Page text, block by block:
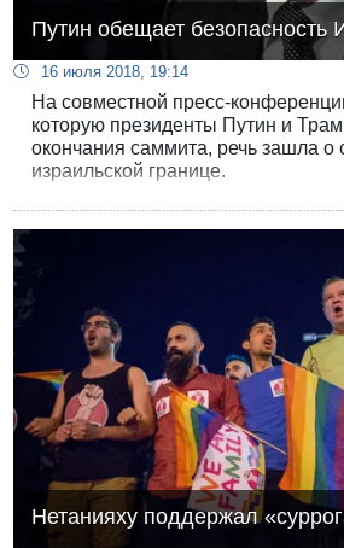
Путин обещает безопасность
16 июля 2018, 19:14
На совместной пресс-
которую президенты Путин и
окончания саммита, речь зашла о
израильской границе.
Нетанияху поддержал